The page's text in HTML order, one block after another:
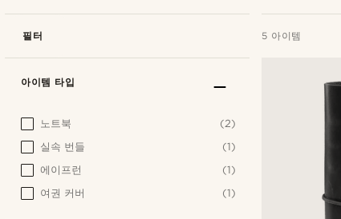
필터 5 아이템
아이템 타입
노트북
(2)
실속 번들
(1)
에이프런
(1)
여권 커버
(1)